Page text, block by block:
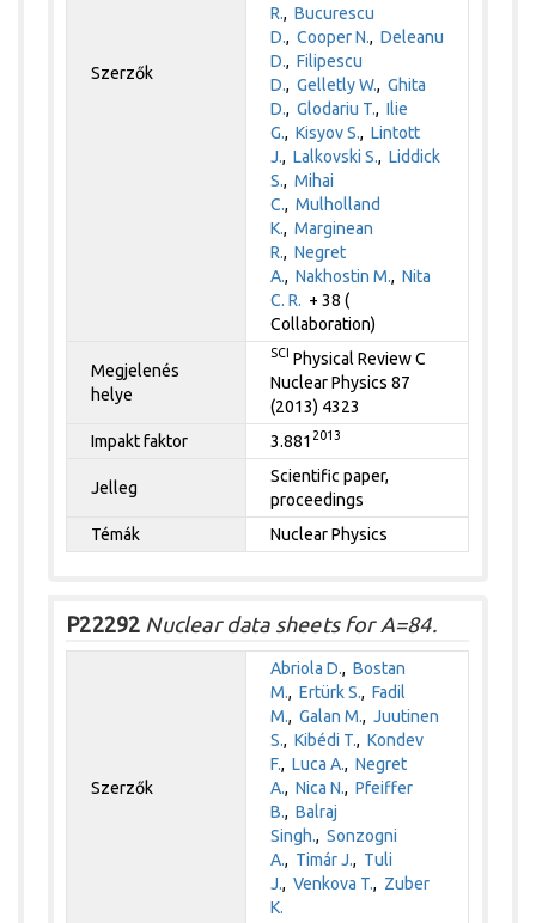
Szerzők
R.,Bucurescu
D.,Cooper N.,Deleanu
D.,Filipescu
D.,Gelletly W.,Ghita
D.,Glodariu T.,Ilie
G.,Kisyov S.,Lintott
J.,Lalkovski S.,Liddick
S.,Mihai
C.,Mulholland
K.,Marginean
R.,Negret
A.,Nakhostin M.,Nita
C. R. + 38 (
Collaboration)
Megjelenés
helye
SCI Physical Review C
Nuclear Physics 87
(2013) 4323
Impakt faktor
3.881 2013
Jelleg
Scientific paper,
proceedings
Témák
Nuclear Physics
P22292 Nuclear data sheets for A=84.
Szerzők
Abriola D.,Bostan
M.,Ertürk S.,Fadil
M.,Galan M.,Juutinen
S.,Kibédi T.,Kondev
F.,Luca A.,Negret
A.,Nica N.,Pfeiffer
B.,Balraj
Singh.,Sonzogni
A., Timár J., Tuli
J.,Venkova T., Zuber
K.